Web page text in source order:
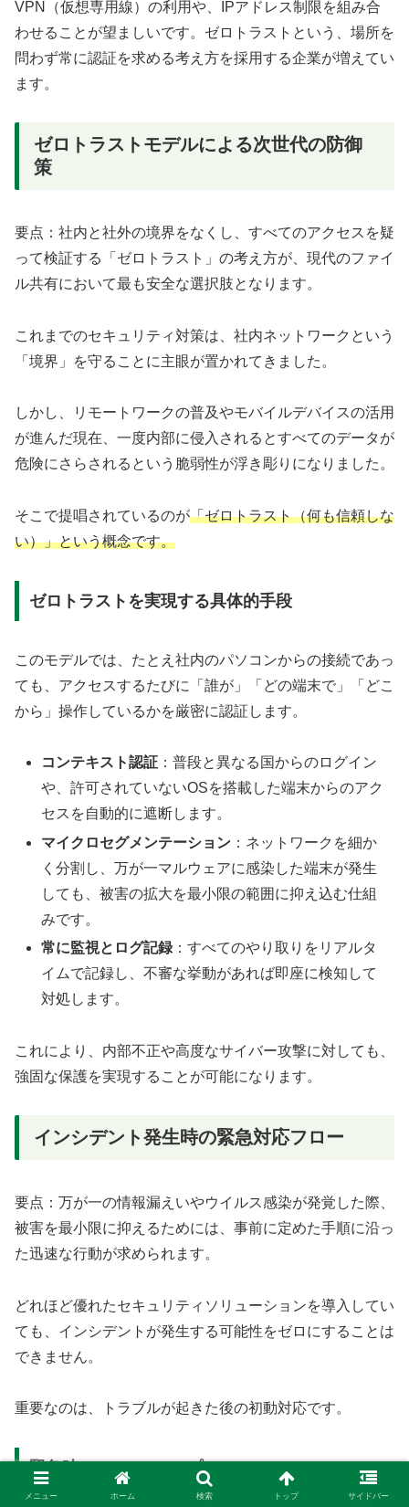
VPN（仮想専用線）の利用や、IPアドレス制限を組み合
わせることが望ましいです。ゼロトラストという、場所を
問わず常に認証を求める考え方を採用する企業が増えてい
ます。
ゼロトラストモデルによる次世代の防御
策
要点：社内と社外の境界をなくし、すべてのアクセスを疑
って検証する「ゼロトラスト」の考え方が、現代のファイ
ル共有において最も安全な選択肢となります。
これまでのセキュリティ対策は、社内ネットワークという
「境界」を守ることに主眼が置かれてきました。
しかし、リモートワークの普及やモバイルデバイスの活用
が進んだ現在、一度内部に侵入されるとすべてのデータが
危険にさらされるという脆弱性が浮き彫りになりました。
そこで提唱されているのが「ゼロトラスト（何も信頼しな
い）」という概念です。
ゼロトラストを実現する具体的手段
このモデルでは、たとえ社内のパソコンからの接続であっ
ても、アクセスするたびに「誰が」「どの端末で」「どこ
から」操作しているかを厳密に認証します。
コンテキスト認証 ：普段と異なる国からのログイン
や、許可されていないOSを搭載した端末からのアク
セスを自動的に遮断します。
マイクロセグメンテーション ：ネットワークを細か
く分割し、万が一マルウェアに感染した端末が発生
しても、被害の拡大を最小限の範囲に抑え込む仕組
みです。
常に監視とログ記録 ：すべてのやり取りをリアルタ
イムで記録し、不審な挙動があれば即座に検知して
対処します。
これにより、内部不正や高度なサイバー攻撃に対しても、
強固な保護を実現することが可能になります。
インシデント発生時の緊急対応フロー
要点：万が一の情報漏えいやウイルス感染が発覚した際、
被害を最小限に抑えるためには、事前に定めた手順に沿っ
た迅速な行動が求められます。
どれほど優れたセキュリティソリューションを導入してい
ても、インシデントが発生する可能性をゼロにすることは
できません。
重要なのは、トラブルが起きた後の初動対応です。
緊急時の5つのステップ
メニュー ホーム 検索 トップ サイドバー